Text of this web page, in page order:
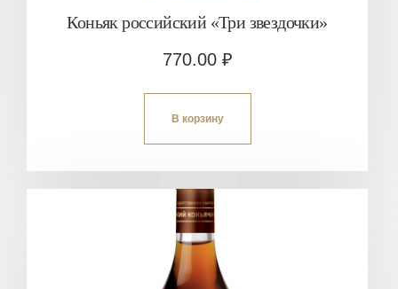
Коньяк российский «Три звездочки»
770.00 ₽
В корзину